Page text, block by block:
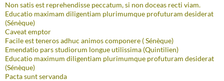
Non satis est reprehendisse peccatum, si non doceas recti viam.
Educatio maximam diligentiam plurimumque profuturam desiderat
(Sénèque)
Caveat emptor
Facile est teneros adhuc animos componere ( Sénèque)
Emendatio pars studiorum longue utilissima (Quintilien)
Educatio maximum diligentiam plurimumque profuturam desiderat
(Sénèque)
Pacta sunt servanda